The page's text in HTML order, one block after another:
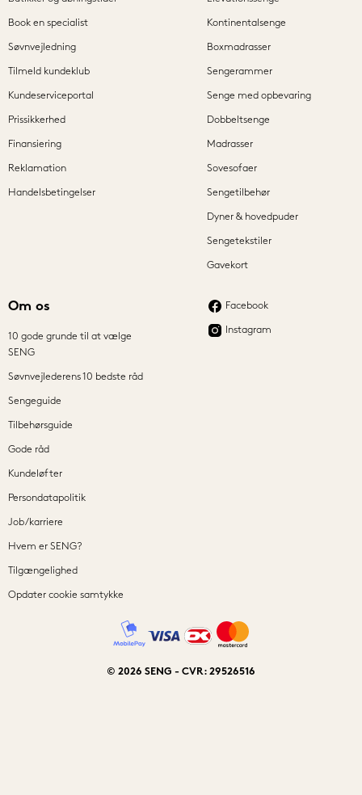
Book en specialist
Søvnvejledning
Tilmeld kundeklub
Kundeserviceportal
Prissikkerhed
Finansiering
Reklamation
Handelsbetingelser
Kontinentalsenge
Boxmadrasser
Sengerammer
Senge med opbevaring
Dobbeltsenge
Madrasser
Sovesofaer
Sengetilbehør
Dyner & hovedpuder
Sengetekstiler
Gavekort
Om os
10 gode grunde til at vælge
SENG
Søvnvejlederens 10 bedste råd
Sengeguide
Tilbehørsguide
Gode råd
Kundeløfter
Persondatapolitik
Job/karriere
Hvem er SENG?
Tilgængelighed
Opdater cookie samtykke
Facebook
Instagram
© 2026 SENG - CVR: 29526516